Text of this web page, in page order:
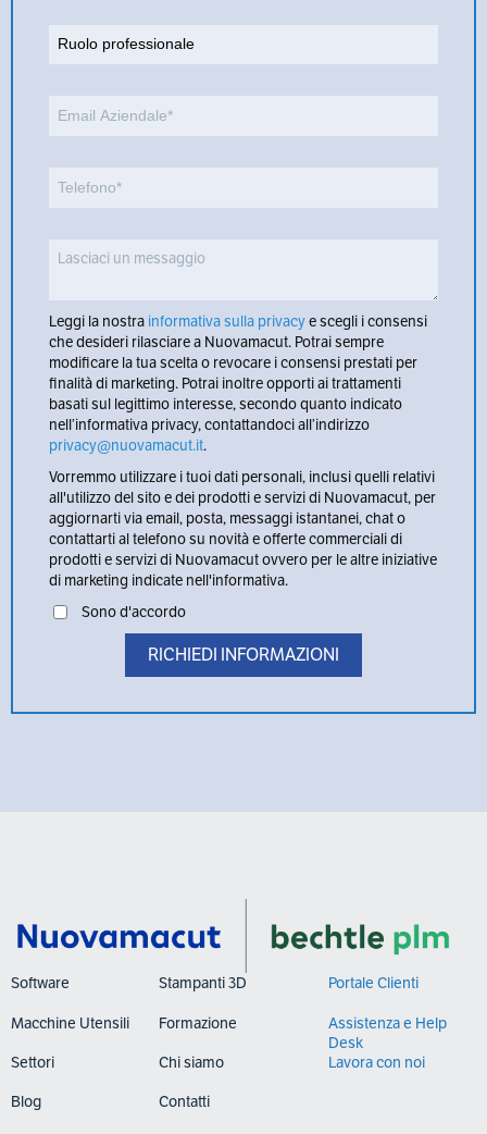
Leggi la nostra informativa sulla privacye scegli i consensi
che desideri rilasciare a Nuovamacut. Potrai sempre
modificare la tua scelta o revocare i consensi prestati per
finalità di marketing. Potrai inoltre opporti ai trattamenti
basati sul legittimo interesse, secondo quanto indicato
nell’informativa privacy, contattandoci all’indirizzo
privacy@nuovamacut.it.
Vorremmo utilizzare i tuoi dati personali, inclusi quelli relativi
all'utilizzo del sito e dei prodotti e servizi di Nuovamacut, per
aggiornarti via email, posta, messaggi istantanei, chat o
contattarti al telefono su novità e offerte commerciali di
prodotti e servizi di Nuovamacut ovvero per le altre iniziative
di marketing indicate nell'informativa.
Sono d'accordo
Software Stampanti 3D
Macchine Utensili Formazione
Settori Chi siamo
Blog Contatti
Portale Clienti
Assistenza e Help
Desk
Lavora con noi